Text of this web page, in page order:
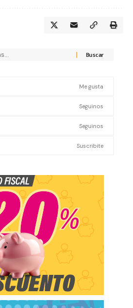
Me gusta
Seguinos
Seguinos
Suscribite